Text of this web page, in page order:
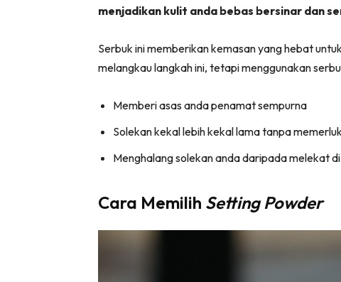
menjadikan kulit anda bebas bersinar dan
Serbuk ini memberikan kemasan yang hebat
melangkau langkah ini, tetapi menggunakan
Memberi asas anda penamat sempurna
Solekan kekal lebih kekal lama tanpa
Menghalang solekan anda daripada melekat
Cara Memilih Setting Powder